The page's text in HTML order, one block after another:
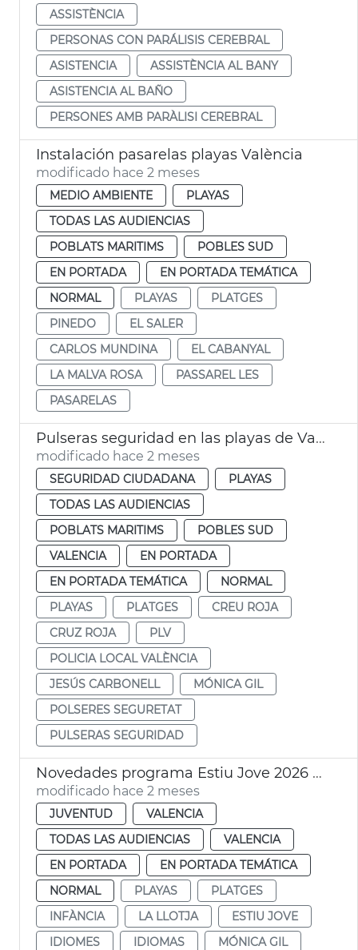
ASSISTÈNCIA
PERSONAS CON PARÁLISIS CEREBRAL
ASISTENCIA
ASSISTÈNCIA AL BANY
ASISTENCIA AL BAÑO
PERSONES AMB PARÀLISI CEREBRAL
Instalación pasarelas playas València
modificado hace 2 meses
MEDIO AMBIENTE
PLAYAS
TODAS LAS AUDIENCIAS
POBLATS MARITIMS
POBLES SUD
EN PORTADA
EN PORTADA TEMÁTICA
NORMAL
PLAYAS
PLATGES
PINEDO
EL SALER
CARLOS MUNDINA
EL CABANYAL
LA MALVA ROSA
PASSAREL LES
PASARELAS
Pulseras seguridad en las playas de València
modificado hace 2 meses
SEGURIDAD CIUDADANA
PLAYAS
TODAS LAS AUDIENCIAS
POBLATS MARITIMS
POBLES SUD
VALENCIA
EN PORTADA
EN PORTADA TEMÁTICA
NORMAL
PLAYAS
PLATGES
CREU ROJA
CRUZ ROJA
PLV
POLICIA LOCAL VALÈNCIA
JESÚS CARBONELL
MÓNICA GIL
POLSERES SEGURETAT
PULSERAS SEGURIDAD
Novedades programa Estiu Jove 2026 València
modificado hace 2 meses
JUVENTUD
VALENCIA
TODAS LAS AUDIENCIAS
VALENCIA
EN PORTADA
EN PORTADA TEMÁTICA
NORMAL
PLAYAS
PLATGES
INFÀNCIA
LA LLOTJA
ESTIU JOVE
IDIOMES
IDIOMAS
MÓNICA GIL